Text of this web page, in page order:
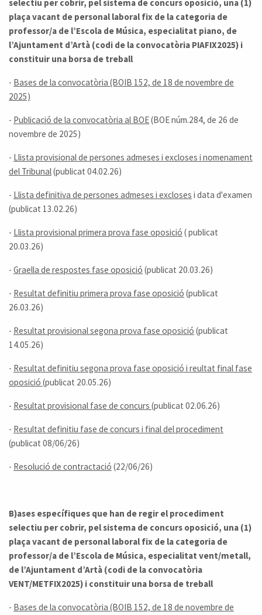
selectiu per cobrir, pel sistema de concurs oposició, una (1)
plaça vacant de personal laboral fix de la categoria de
professor/a de l’Escola de Música, especialitat piano, de
l’Ajuntament d’Artà (codi de la convocatòria PIAFIX2025) i
constituir una borsa de treball
- Bases de la convocatòria (BOIB 152, de 18 de novembre de
2025)
- Publicació de la convocatòria al BOE(BOE núm.284, de 26 de
novembre de 2025)
- Llista provisional de persones admeses i excloses i nomenament
del Tribunal(publicat 04.02.26)
- Llista definitiva de persones admeses i excloses i data d'examen
(publicat 13.02.26)
- Llista provisional primera prova fase oposició ( publicat
20.03.26)
- Graella de respostes fase oposició (publicat 20.03.26)
- Resultat definitiu primera prova fase oposició (publicat
26.03.26)
- Resultat provisional segona prova fase oposició (publicat
14.05.26)
- Resultat definitiu segona prova fase oposició i reultat final fase
oposició (publicat 20.05.26)
- Resultat provisional fase de concurs (publicat 02.06.26)
- Resultat definitiu fase de concurs i final del procediment
(publicat 08/06/26)
- Resolució de contractació (22/06/26)
B)ases específiques que han de regir el procediment
selectiu per cobrir, pel sistema de concurs oposició, una (1)
plaça vacant de personal laboral fix de la categoria de
professor/a de l’Escola de Música, especialitat vent/metall,
de l’Ajuntament d’Artà (codi de la convocatòria
VENT/METFIX2025) i constituir una borsa de treball
- Bases de la convocatòria (BOIB 152, de 18 de novembre de